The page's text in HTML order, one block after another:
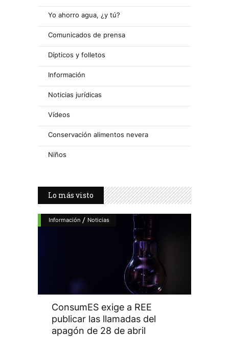
Yo ahorro agua, ¿y tú?
Comunicados de prensa
Dípticos y folletos
Información
Noticias jurídicas
Vídeos
Conservación alimentos nevera
Niños
Lo más visto
Información / Noticias
ConsumES exige a REE
publicar las llamadas del
apagón de 28 de abril